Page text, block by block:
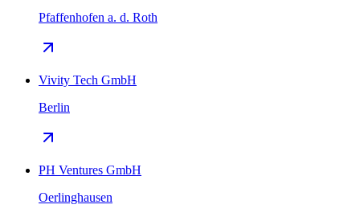
Pfaffenhofen a. d. Roth
Vivity Tech GmbH
Berlin
PH Ventures GmbH
Oerlinghausen